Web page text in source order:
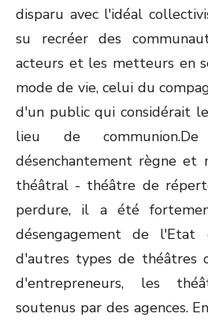
disparu avec l'idéal
su recréer des
acteurs et les metteurs en
mode de vie, celui du
d'un public qui considérait
lieu de
désenchantement règne et
théâtral - théâtre de
perdure, il a été
désengagement de
d'autres types de théâtres
d'entrepreneurs, les
soutenus par des agences.